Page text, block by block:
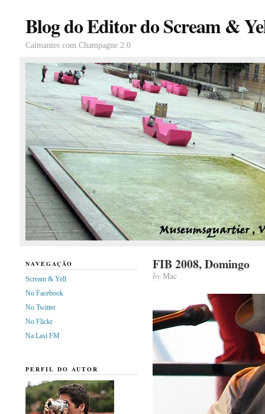
Blog do Editor do Scream &
Calmantes com Champagne 2.0
FIB 2008, Domingo
byMac
NAVEGAÇÃO
Scream & Yell
No Facebook
No Twitter
No Flickr
Na Last FM
PERFIL DO AUTOR